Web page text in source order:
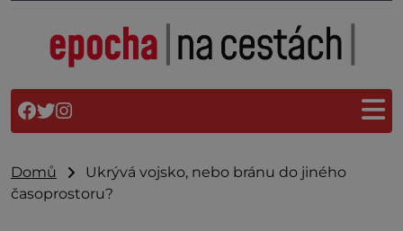
Domů
Ukrývá vojsko, nebo bránu do jiného
časoprostoru?